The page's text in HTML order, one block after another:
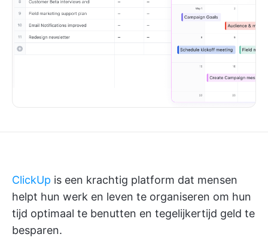
ClickUp is een krachtig platform dat mensen
helpt hun werk en leven te organiseren om hun
tijd optimaal te benutten en tegelijkertijd geld te
besparen.